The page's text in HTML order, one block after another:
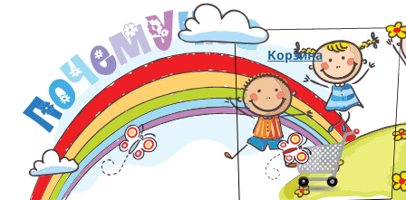
Корзина